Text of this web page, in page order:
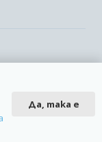
Авио Форум |
Да, така е